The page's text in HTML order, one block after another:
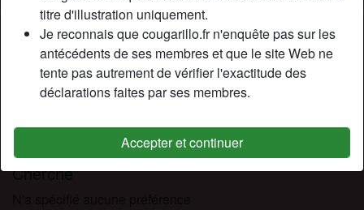
titre d'illustration uniquement.
Je reconnais que cougarillo.fr n'enquête pas sur les
antécédents de ses membres et que le site Web ne
tente pas autrement de vérifier l'exactitude des
déclarations faites par ses membres.
Accepter et continuer
person_pin Description
Salut je m’appelle Nina, jsuis métisse et je suis intéressée
par les mecs avec une grosse queue, je recherche un plan
cul pour passer du bon temps coquin, se lecher la chatte ,
les lèvres pendantes miam…
Cherche